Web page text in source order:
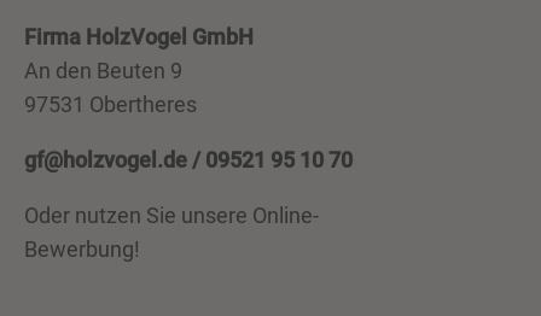
Firma HolzVogel GmbH
An den Beuten 9
97531 Obertheres
gf@holzvogel.de/ 09521 95 10 70
Oder nutzen Sie unsere Online-
Bewerbung!